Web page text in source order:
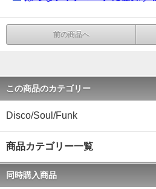
前の商品へ
この商品のカテゴリー
Disco/Soul/Funk
商品カテゴリー一覧
同時購入商品